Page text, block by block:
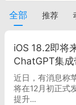
29 10:10 电脑端 智
中英翻译
事想用上客户端...
全部 推荐
iOS 18.2即将
ChatGPT集
近日，有消息称
将在12月初正式
提升...